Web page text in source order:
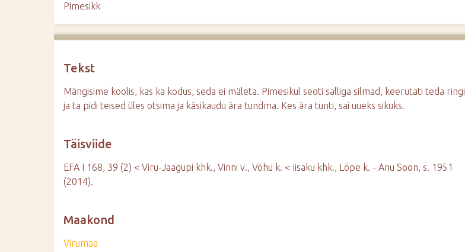
Pimesikk
Tekst
Mängisime koolis, kas ka kodus, seda ei mäleta. Pimesikul seoti salliga silmad, keerutati teda ringi
ja ta pidi teised üles otsima ja käsikaudu ära tundma. Kes ära tunti, sai uueks sikuks.
Täisviide
EFA I 168, 39 (2) < Viru-Jaagupi khk., Vinni v., Võhu k. < Iisaku khk., Lõpe k. - Anu Soon, s. 1951
(2014).
Maakond
Virumaa